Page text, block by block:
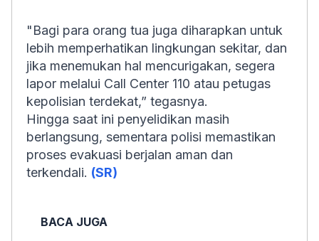
"Bagi para orang tua juga diharapkan untuk
lebih memperhatikan lingkungan sekitar, dan
jika menemukan hal mencurigakan, segera
lapor melalui Call Center 110 atau petugas
kepolisian terdekat,” tegasnya.
Hingga saat ini penyelidikan masih
berlangsung, sementara polisi memastikan
proses evakuasi berjalan aman dan
terkendali. (SR)
BACA JUGA